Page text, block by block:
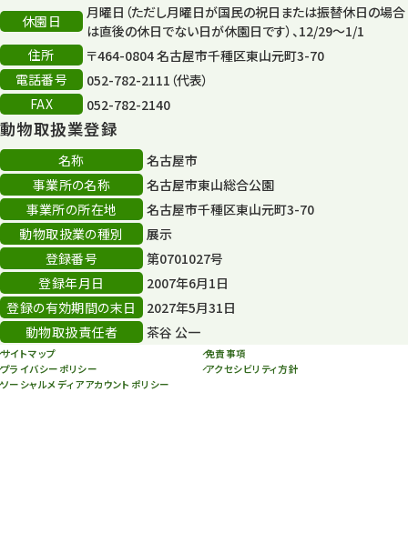
森のとこやさん
再生
再生フォーラム
80周年
その他
その他イベント
スカイタワー
年末年始のイベント
秋まつり
休園日
月曜日（ただし月曜日が国民の祝日または振替休日の場合
は直後の休日でない日が休園日です）、12/29～1/1
住所
〒464-0804 名古屋市千種区東山元町3-70
電話番号
052-782-2111（代表）
FAX
052-782-2140
動物取扱業登録
名称
名古屋市
事業所の名称
名古屋市東山総合公園
事業所の所在地
名古屋市千種区東山元町3-70
動物取扱業の種別
展示
登録番号
第0701027号
登録年月日
2007年6月1日
登録の有効期間の末日
2027年5月31日
動物取扱責任者
茶谷 公一
サイトマップ
免責事項
プライバシーポリシー
アクセシビリティ方針
ソーシャルメディアアカウントポリシー